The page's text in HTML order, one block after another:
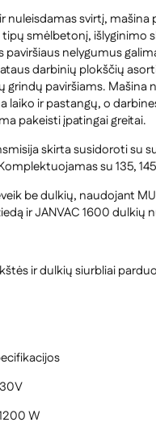
nuleisdamas svirtį, mašina
tipų smėlbetonį, išlyginimo
paviršiaus nelygumus
darbinių plokščių
grindų paviršiams. Mašina
laiko ir pastangų, o
pakeisti įpatingai greitai.
skirta susidoroti su
su 135,
be dulkių, naudojant
ir JANVAC 1600 dulkių
ir dulkių siurbliai
W